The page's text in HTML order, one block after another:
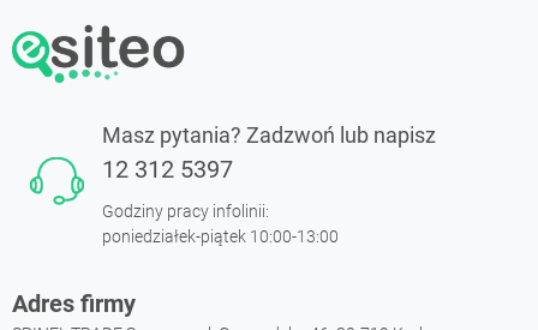
Masz pytania? Zadzwoń lub napisz
12 312 5397
Godziny pracy infolinii:
poniedziałek-piątek 10:00-13:00
Adres firmy